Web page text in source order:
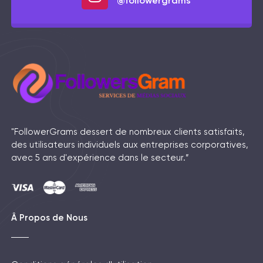
"FollowerGrams dessert de nombreux clients satisfaits,
des utilisateurs individuels aux entreprises corporatives,
avec 5 ans d'expérience dans le secteur.”
Â Propos de Nous